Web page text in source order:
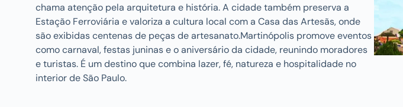
chama atenção pela arquitetura e história. A cidade também preserva a
Estação Ferroviária e valoriza a cultura local com a Casa das Artesãs, onde
são exibidas centenas de peças de artesanato.Martinópolis promove eventos
como carnaval, festas juninas e o aniversário da cidade, reunindo moradores
e turistas. É um destino que combina lazer, fé, natureza e hospitalidade no
interior de São Paulo.